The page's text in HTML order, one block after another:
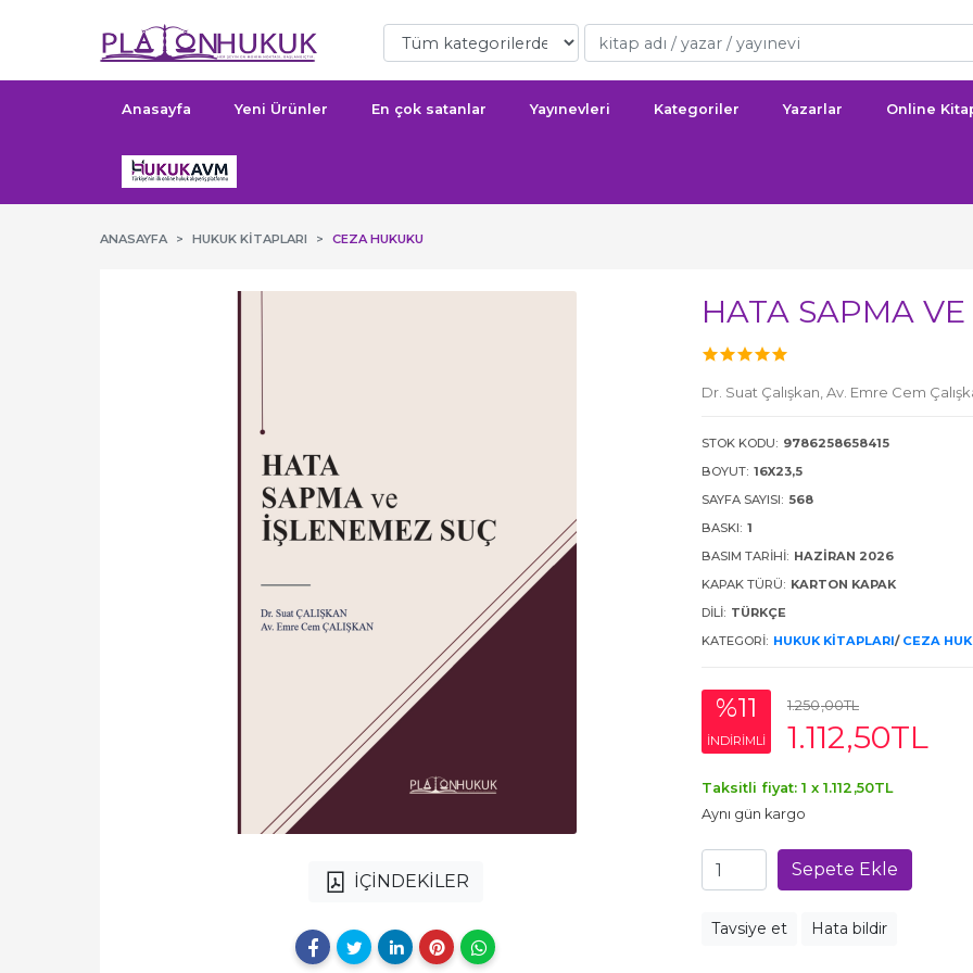
Anasayfa Yeni Ürünler En çok satanlar Yayınevleri Kategoriler Yazarlar Online
ANASAYFA HUKUK KITAPLARI CEZA HUKUKU
İÇİNDEKİLER
HATA SAPMA
Dr. Suat Çalışkan, Av. Emre Cem
STOK KODU: 9786258658415
BOYUT: 16X23,5
SAYFA SAYISI: 568
BASKI: 1
BASIM TARIHI: HAZIRAN 2026
KAPAK TÜRÜ: KARTON KAPAK
DILI: TÜRKÇE
KATEGORI: HUKUK KITAPLARI/ CEZA
%11
INDIRIMLI
1.250,00TL
1.112,50TL
Taksitli fiyat: 1 x 1.112 ,50TL
Aynı gün kargo
Sepete Ekle
Tavsiye et Hata bildir